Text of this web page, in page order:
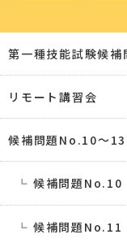
第一種技能試験候補
リモート講習会
候補問題No.10〜13
候補問題No.10
候補問題No.11